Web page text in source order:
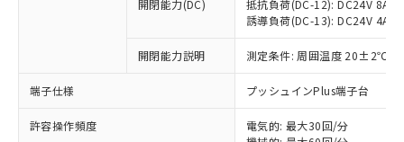
開閉能力(DC)
抵抗負荷(DC-12): DC24V 8A/
誘導負荷(DC-13): DC24V 4A/
開閉能力説明 測定条件: 周囲温度 20±2℃、
端子仕様 プッシュインPlus端子台
許容操作頻度
電気的: 最大30回/分
ことをご了承ください。
在庫状況および標準価格照会結果は、
記載している更新日時点での社内デー
タに基づき作成されるものであり、閲
覧された時点での実際の在庫および標
準価格とは異なる場合があることをご
むを得ず変更することがあります。
*EU RoHS指令（10物質）：
鉛(Pb) 1000ppm以下、 水銀(Hg) 1000ppm以下、 カド
ミウム(Cd) 100ppm以下、
六価クロム(Cr(Ⅵ)) 1000ppm以下、ポリ臭化ビフェニル
類(PBB) 1000ppm以下、ポリ臭化ジフェニルエーテル類
(PBDE) 1000ppm以下、フタル酸ビス(2-エチルヘキシ
「－」：未確認です。当社販売部門へお問
*中国RoHS10物質の基準値 (GB/T26572)：
Pb(鉛) :1000ppm、 Hg(水銀) : 1000ppm、 Cd(カドミウ
ニル類) : 1000ppm、 PBDEs(ポリ臭化ジフェニルエーテ
当社は、これら貴社製品のうち、外国
為替および外国貿易法に定める商品
（以下｢規制貨物等」という）を輸出
または国外への提供する場合は、日本
国政府の輸出許可(または役務取引許
可)を取得するなどの必要な手続きを
○ 一定数以上の在庫あり